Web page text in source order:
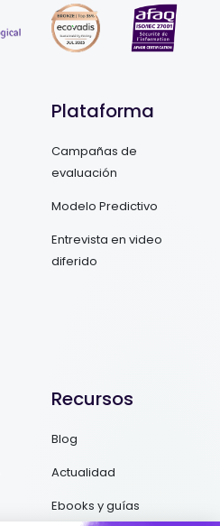
Plataforma
Campañas de
evaluación
Modelo Predictivo
Entrevista en video
diferido
Recursos
Blog
Actualidad
Ebooks y guías